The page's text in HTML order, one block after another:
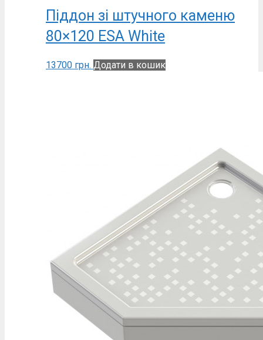
Піддон зі штучного каменю
80×120 ESA White
13700 грн. Додати в кошик